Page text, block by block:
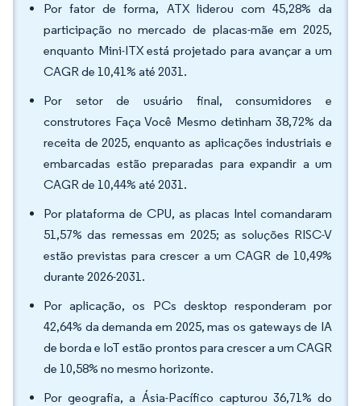
Por fator de forma, ATX liderou com 45,28% da
participação no mercado de placas-mãe em 2025,
enquanto Mini-ITX está projetado para avançar a um
CAGR de 10,41% até 2031.
Por setor de usuário final, consumidores e
construtores Faça Você Mesmo detinham 38,72% da
receita de 2025, enquanto as aplicações industriais e
embarcadas estão preparadas para expandir a um
CAGR de 10,44% até 2031.
Por plataforma de CPU, as placas Intel comandaram
51,57% das remessas em 2025; as soluções RISC-V
estão previstas para crescer a um CAGR de 10,49%
durante 2026-2031.
Por aplicação, os PCs desktop responderam por
42,64% da demanda em 2025, mas os gateways de IA
de borda e IoT estão prontos para crescer a um CAGR
de 10,58% no mesmo horizonte.
Por geografia, a Ásia-Pacífico capturou 36,71% do